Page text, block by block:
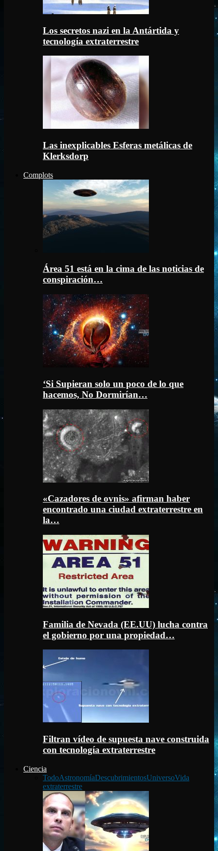
Los secretos nazi en la Antártida y
tecnología extraterrestre
Las inexplicables Esferas metálicas de
Klerksdorp
Complots
Área 51 está en la cima de las noticias de
conspiración…
‘Si Supieran solo un poco de lo que
hacemos, No Dormirían…
«Cazadores de ovnis» afirman haber
encontrado una ciudad extraterrestre en
la…
Familia de Nevada (EE.UU) lucha contra
el gobierno por una propiedad…
Filtran vídeo de supuesta nave construida
con tecnología extraterrestre
Ciencia
TodoAstronomíaDescubrimientosUniversoVida
extraterrestre